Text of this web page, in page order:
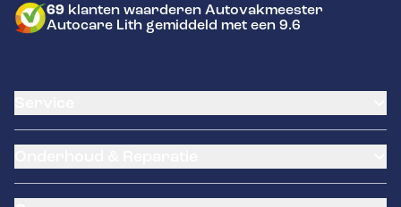
69 klanten waarderen Autovakmeester
Autocare Lith gemiddeld met een 9.6
Banden service